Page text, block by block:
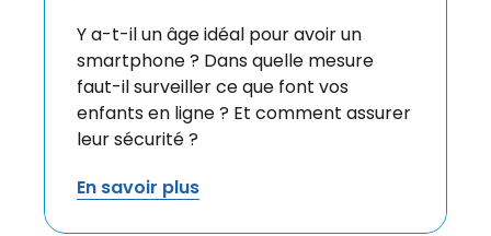
Y a-t-il un âge idéal pour avoir un
smartphone ? Dans quelle mesure
faut-il surveiller ce que font vos
enfants en ligne ? Et comment assurer
leur sécurité ?
En savoir plus